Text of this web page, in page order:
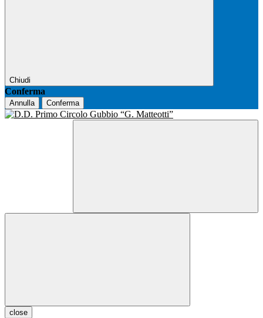
Chiudi
Conferma
Annulla Conferma
close